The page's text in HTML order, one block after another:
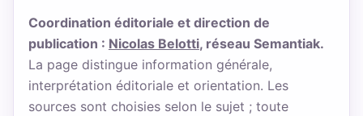
Coordination éditoriale et direction de
publication : Nicolas Belotti, réseau Semantiak.
La page distingue information générale,
interprétation éditoriale et orientation. Les
sources sont choisies selon le sujet ; toute